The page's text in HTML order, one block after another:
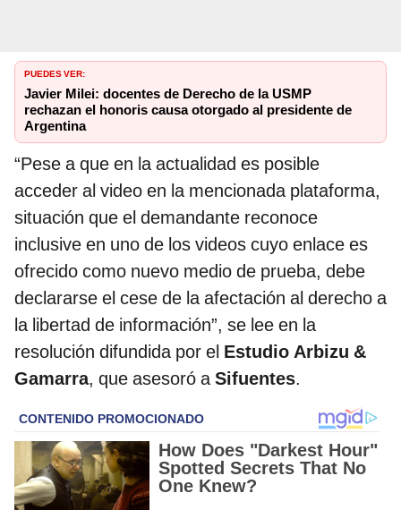
PUEDES VER:
Javier Milei: docentes de Derecho de la USMP
rechazan el honoris causa otorgado al presidente de
Argentina
“Pese a que en la actualidad es posible
acceder al video en la mencionada plataforma,
situación que el demandante reconoce
inclusive en uno de los videos cuyo enlace es
ofrecido como nuevo medio de prueba, debe
declararse el cese de la afectación al derecho a
la libertad de información”, se lee en la
resolución difundida por el Estudio Arbizu &
Gamarra, que asesoró aSifuentes.